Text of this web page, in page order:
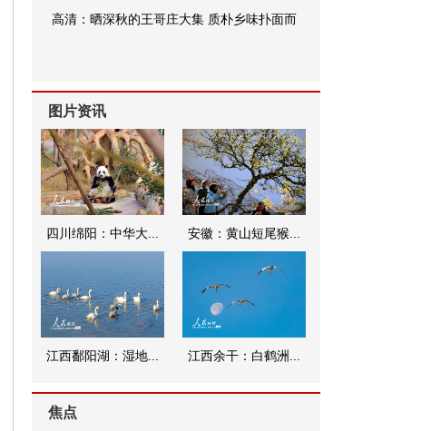
高清：晒深秋的王哥庄大集 质朴乡味扑面而
图片资讯
四川绵阳：中华大... 安徽：黄山短尾猴...
江西鄱阳湖：湿地... 江西余干：白鹤洲...
焦点